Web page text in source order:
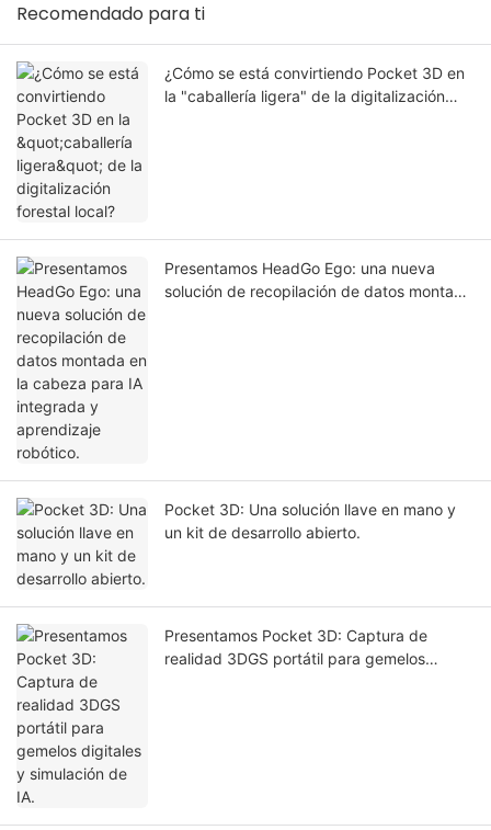
Recomendado para ti
¿Cómo se está convirtiendo Pocket 3D en
la "caballería ligera" de la digitalización
Presentamos HeadGo Ego: una nueva
solución de recopilación de datos montada
Pocket 3D: Una solución llave en mano y
un kit de desarrollo abierto.
Presentamos Pocket 3D: Captura de
realidad 3DGS portátil para gemelos